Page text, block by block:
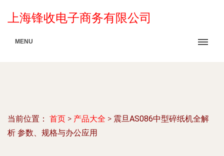
上海锋收电子商务有限公司
MENU
当前位置： 首页 > 产品大全 > 震旦AS086中型碎纸机全解
析 参数、规格与办公应用